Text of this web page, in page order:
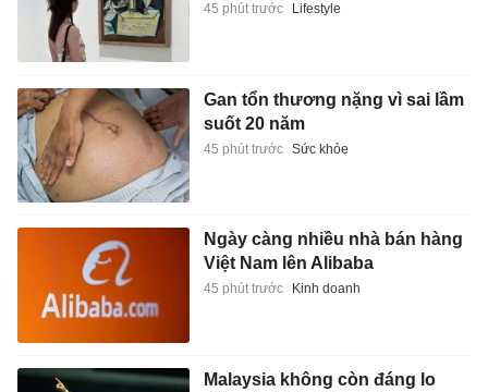
45 phút trước Lifestyle
Gan tổn thương nặng vì sai lầm
suốt 20 năm
45 phút trước Sức khỏe
Ngày càng nhiều nhà bán hàng
Việt Nam lên Alibaba
45 phút trước Kinh doanh
Malaysia không còn đáng lo